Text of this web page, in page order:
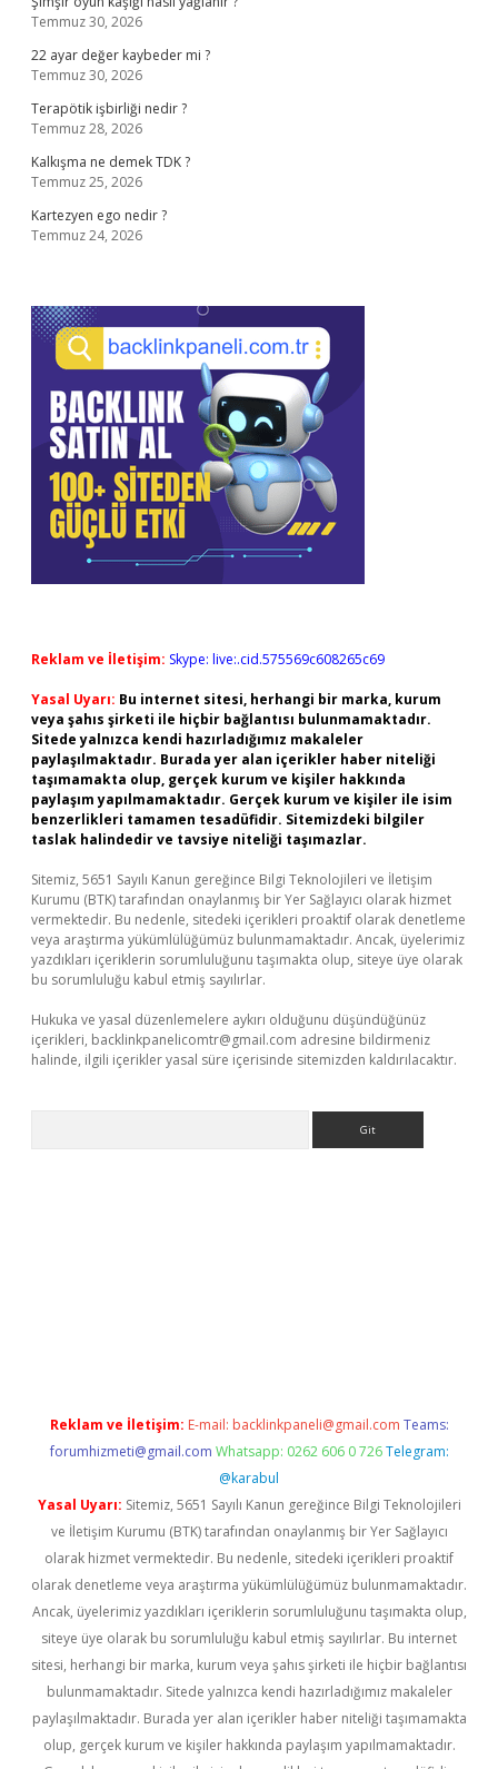
Temmuz 30, 2026
22 ayar değer kaybeder mi ?
Temmuz 30, 2026
Terapötik işbirliği nedir ?
Temmuz 28, 2026
Kalkışma ne demek TDK ?
Temmuz 25, 2026
Kartezyen ego nedir ?
Temmuz 24, 2026
Reklam ve İletişim: Skype: live:.cid.575569c608265c69
Yasal Uyarı: Bu internet sitesi, herhangi bir marka, kurum
veya şahıs şirketi ile hiçbir bağlantısı bulunmamaktadır.
Sitede yalnızca kendi hazırladığımız makaleler
paylaşılmaktadır. Burada yer alan içerikler haber niteliği
taşımamakta olup, gerçek kurum ve kişiler hakkında
paylaşım yapılmamaktadır. Gerçek kurum ve kişiler ile isim
benzerlikleri tamamen tesadüfidir. Sitemizdeki bilgiler
taslak halindedir ve tavsiye niteliği taşımazlar.
Sitemiz, 5651 Sayılı Kanun gereğince Bilgi Teknolojileri ve İletişim
Kurumu (BTK) tarafından onaylanmış bir Yer Sağlayıcı olarak hizmet
vermektedir. Bu nedenle, sitedeki içerikleri proaktif olarak denetleme
veya araştırma yükümlülüğümüz bulunmamaktadır. Ancak, üyelerimiz
yazdıkları içeriklerin sorumluluğunu taşımakta olup, siteye üye olarak
bu sorumluluğu kabul etmiş sayılırlar.
Hukuka ve yasal düzenlemelere aykırı olduğunu düşündüğünüz
içerikleri, backlinkpanelicomtr@gmail.com adresine bildirmeniz
halinde, ilgili içerikler yasal süre içerisinde sitemizden kaldırılacaktır.
Reklam ve İletişim: E-mail: backlinkpaneli@gmail.com Teams:
forumhizmeti@gmail.com Whatsapp: 0262 606 0 726 Telegram:
@karabul
Yasal Uyarı: Sitemiz, 5651 Sayılı Kanun gereğince Bilgi Teknolojileri
ve İletişim Kurumu (BTK) tarafından onaylanmış bir Yer Sağlayıcı
olarak hizmet vermektedir. Bu nedenle, sitedeki içerikleri proaktif
olarak denetleme veya araştırma yükümlülüğümüz bulunmamaktadır.
Ancak, üyelerimiz yazdıkları içeriklerin sorumluluğunu taşımakta olup,
siteye üye olarak bu sorumluluğu kabul etmiş sayılırlar. Bu internet
sitesi, herhangi bir marka, kurum veya şahıs şirketi ile hiçbir bağlantısı
bulunmamaktadır. Sitede yalnızca kendi hazırladığımız makaleler
paylaşılmaktadır. Burada yer alan içerikler haber niteliği taşımamakta
olup, gerçek kurum ve kişiler hakkında paylaşım yapılmamaktadır.